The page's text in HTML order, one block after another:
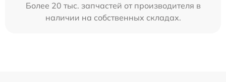
Более 20 тыс. запчастей от производителя в
наличии на собственных складах.